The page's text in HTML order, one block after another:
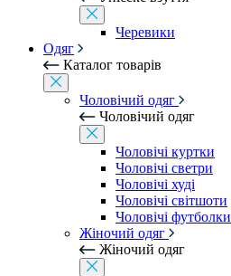
Черевики
Одяг
Каталог товарів
Чоловічий одяг
Чоловічий одяг
Чоловічі куртки
Чоловічі светри
Чоловічі худі
Чоловічі світшоти
Чоловічі футболки
Жіночий одяг
Жіночий одяг